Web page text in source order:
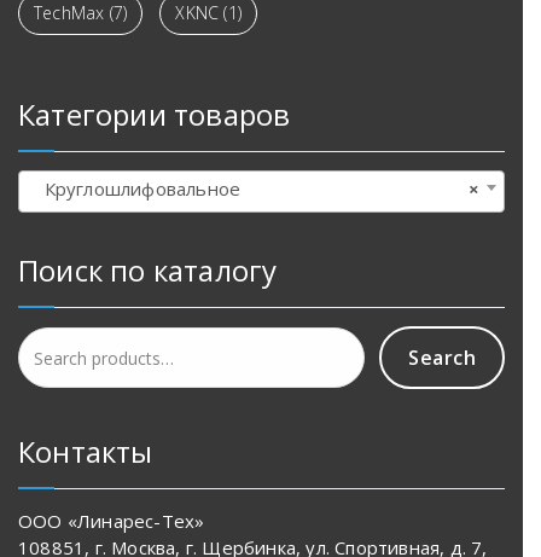
TechMax (7) XKNC (1)
Категории товаров
×
Круглошлифовальное
Поиск по каталогу
Search
for:
Search
Контакты
ООО «Линарес-Тех»
108851, г. Москва, г. Щербинка, ул. Спортивная, д. 7,